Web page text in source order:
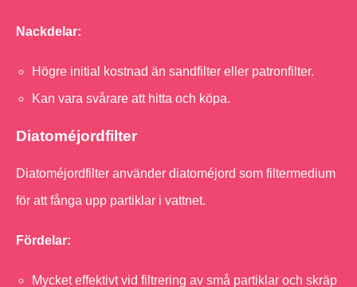
Nackdelar:
Högre initial kostnad än sandfilter eller patronfilter.
Kan vara svårare att hitta och köpa.
Diatoméjordfilter
Diatoméjordfilter använder diatoméjord som filtermedium
för att fånga upp partiklar i vattnet.
Fördelar:
Mycket effektivt vid filtrering av små partiklar och skräp